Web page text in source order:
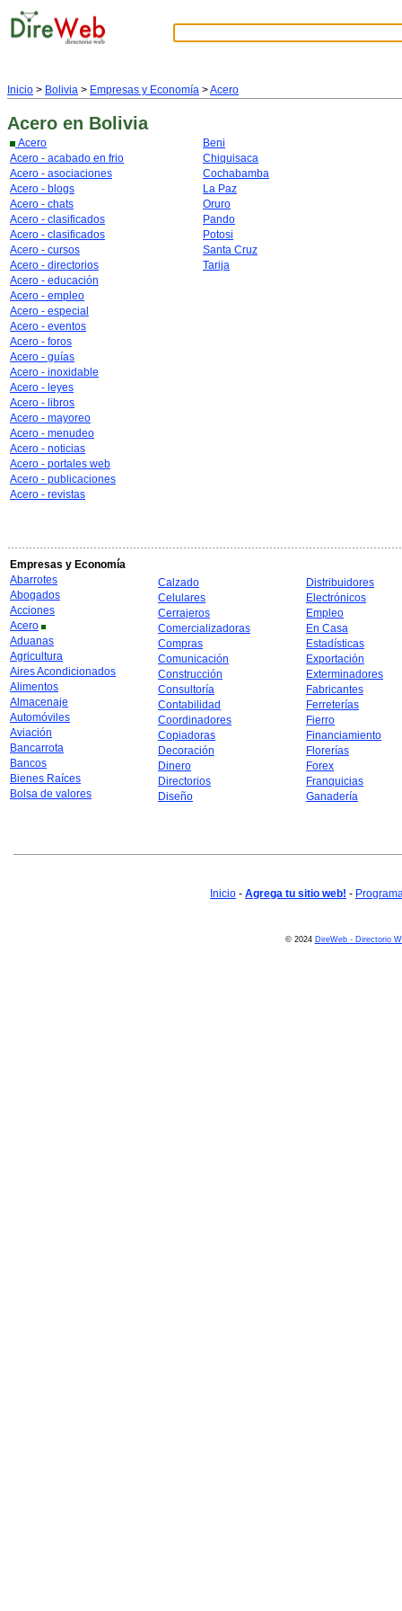
Inicio > Bolivia > Empresas y Economía >Acero
Acero en Bolivia
Acero
Acero - acabado en frio
Acero - asociaciones
Acero - blogs
Acero - chats
Acero - clasificados
Acero - clasificados
Acero - cursos
Acero - directorios
Acero - educación
Acero - empleo
Acero - especial
Acero - eventos
Acero - foros
Acero - guías
Acero - inoxidable
Acero - leyes
Acero - libros
Acero - mayoreo
Acero - menudeo
Acero - noticias
Acero - portales web
Acero - publicaciones
Acero - revistas
Beni
Chiquisaca
Cochabamba
La Paz
Oruro
Pando
Potosi
Santa Cruz
Tarija
Empresas y Economía
Abarrotes
Abogados
Acciones
Acero
Aduanas
Agricultura
Aires Acondicionados
Alimentos
Almacenaje
Automóviles
Aviación
Bancarrota
Bancos
Bienes Raíces
Bolsa de valores
Calzado
Celulares
Cerrajeros
Comercializadoras
Compras
Comunicación
Construcción
Consultoría
Contabilidad
Coordinadores
Copiadoras
Decoración
Dinero
Directorios
Diseño
Distribuidores
Electrónicos
Empleo
En Casa
Estadísticas
Exportación
Exterminadores
Fabricantes
Ferreterías
Fierro
Financiamiento
Florerías
Forex
Franquicias
Ganadería
Inicio - Agrega tu sitio web! -
© 2024 DireWeb - Directorio